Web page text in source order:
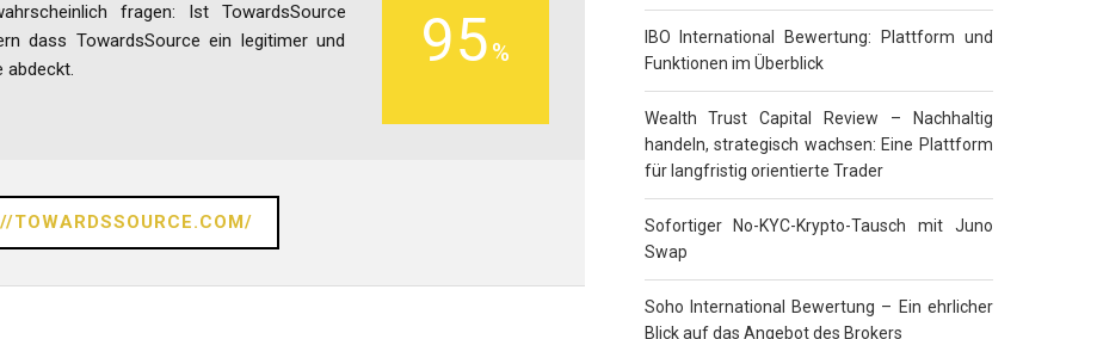
95
fragen: Ist TowardsSource
dass TowardsSource ein legitimer und
abdeckt.
TOWARDSSOURCE.COM/
IBO International Bewertung: Plattform und
Funktionen im Überblick
Wealth Trust Capital Review – Nachhaltig
handeln, strategisch wachsen: Eine Plattform
für langfristig orientierte Trader
Sofortiger No-KYC-Krypto-Tausch mit Juno
Swap
Soho International Bewertung – Ein ehrlicher
Blick auf das Angebot des Brokers